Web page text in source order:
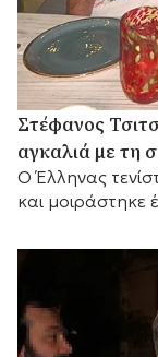
Στέφανος
αγκαλιά με τη
Ο Έλληνας
και μοιράστηκε